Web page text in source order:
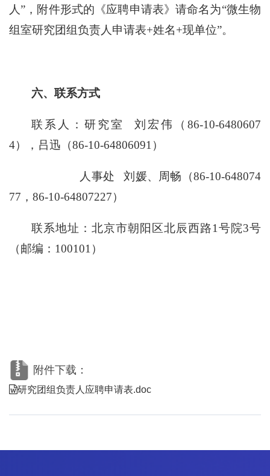
人”，附件形式的《应聘申请表》请命名为“微生物
组室研究团组负责人申请表+姓名+现单位”。
六、联系方式
联系人：研究室 刘宏伟（86-10-6480607
4），吕迅（86-10-64806091）
人事处 刘媛、周畅（86-10-648074
77，86-10-64807227）
联系地址：北京市朝阳区北辰西路1号院3号
（邮编：100101）
附件下载：
研究团组负责人应聘申请表.doc